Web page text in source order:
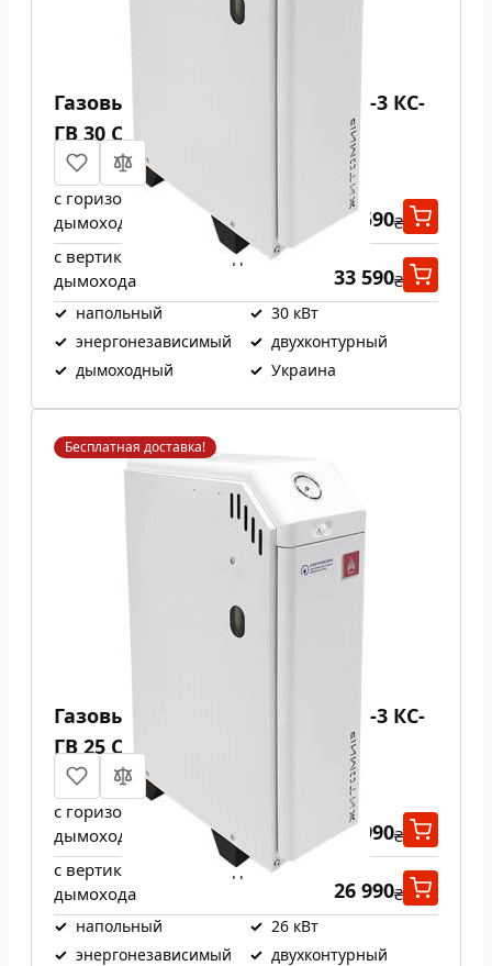
Газовый котел Атем Житомир-3 КС-
ГВ 30 СН
с горизонтальным выходом
дымохода
33 590₴
с вертикальным выходом
дымохода
33 590₴
✓ напольный ✓ 30 кВт
✓ энергонезависимый ✓ двухконтурный
✓ дымоходный ✓ Украина
Бесплатная доставка!
Газовый котел Атем Житомир-3 КС-
ГВ 25 СН
с горизонтальным выходом
дымохода
26 990₴
с вертикальным выходом
дымохода
26 990₴
✓ напольный ✓ 26 кВт
✓ энергонезависимый ✓ двухконтурный